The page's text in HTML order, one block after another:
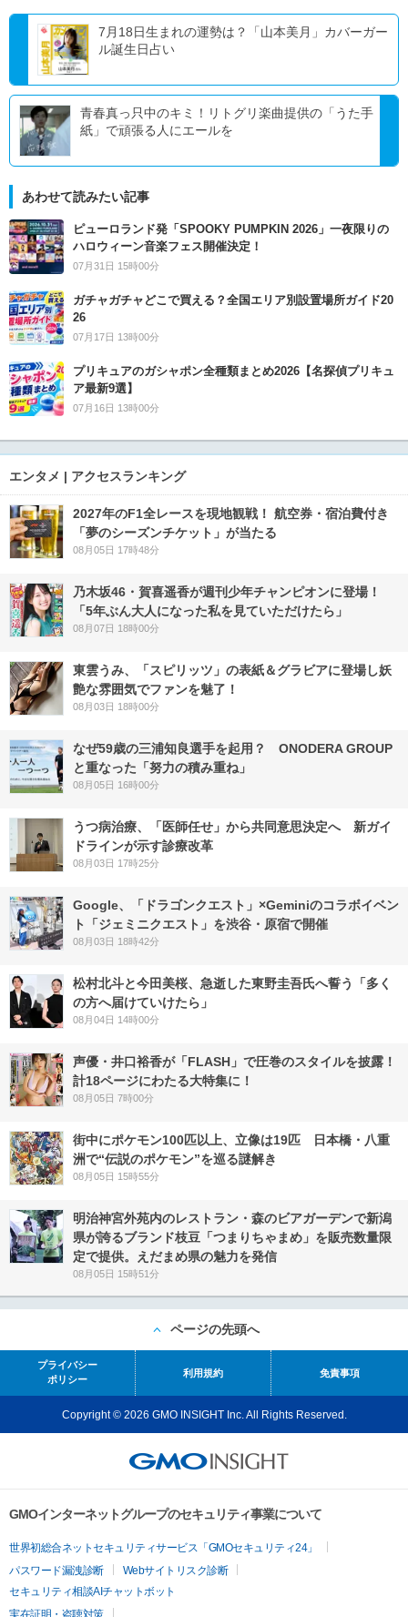
7月18日生まれの運勢は？「山本美月」カバーガー
ル誕生日占い
青春真っ只中のキミ！リトグリ楽曲提供の「うた手
紙」で頑張る人にエールを
あわせて読みたい記事
ピューロランド発「SPOOKY PUMPKIN 2026」一夜限りの
ハロウィーン音楽フェス開催決定！
07月31日 15時00分
ガチャガチャどこで買える？全国エリア別設置場所ガイド20
26
07月17日 13時00分
プリキュアのガシャポン全種類まとめ2026【名探偵プリキュ
ア最新9選】
07月16日 13時00分
エンタメ | アクセスランキング
2027年のF1全レースを現地観戦！ 航空券・宿泊費付き
「夢のシーズンチケット」が当たる
08月05日 17時48分
乃木坂46・賀喜遥香が週刊少年チャンピオンに登場！
「5年ぶん大人になった私を見ていただけたら」
08月07日 18時00分
東雲うみ、「スピリッツ」の表紙＆グラビアに登場し妖
艶な雰囲気でファンを魅了！
08月03日 18時00分
なぜ59歳の三浦知良選手を起用？ ONODERA GROUP
と重なった「努力の積み重ね」
08月05日 16時00分
うつ病治療、「医師任せ」から共同意思決定へ 新ガイ
ドラインが示す診療改革
08月03日 17時25分
Google、「ドラゴンクエスト」×Geminiのコラボイベン
ト「ジェミニクエスト」を渋谷・原宿で開催
08月03日 18時42分
松村北斗と今田美桜、急逝した東野圭吾氏へ誓う「多く
の方へ届けていけたら」
08月04日 14時00分
声優・井口裕香が「FLASH」で圧巻のスタイルを披露！
計18ページにわたる大特集に！
08月05日 7時00分
街中にポケモン100匹以上、立像は19匹 日本橋・八重
洲で“伝説のポケモン”を巡る謎解き
08月05日 15時55分
明治神宮外苑内のレストラン・森のビアガーデンで新潟
県が誇るブランド枝豆「つまりちゃまめ」を販売数量限
定で提供。えだまめ県の魅力を発信
08月05日 15時51分
ページの先頭へ
プライバシー
ポリシー
利用規約 免責事項
Copyright © 2026 GMO INSIGHT Inc. All Rights Reserved.
GMOインターネットグループのセキュリティ事業について
世界初総合ネットセキュリティサービス「GMOセキュリティ24」
パスワード漏洩診断
Webサイトリスク診断
セキュリティ相談AIチャットボット
実在証明・盗聴対策